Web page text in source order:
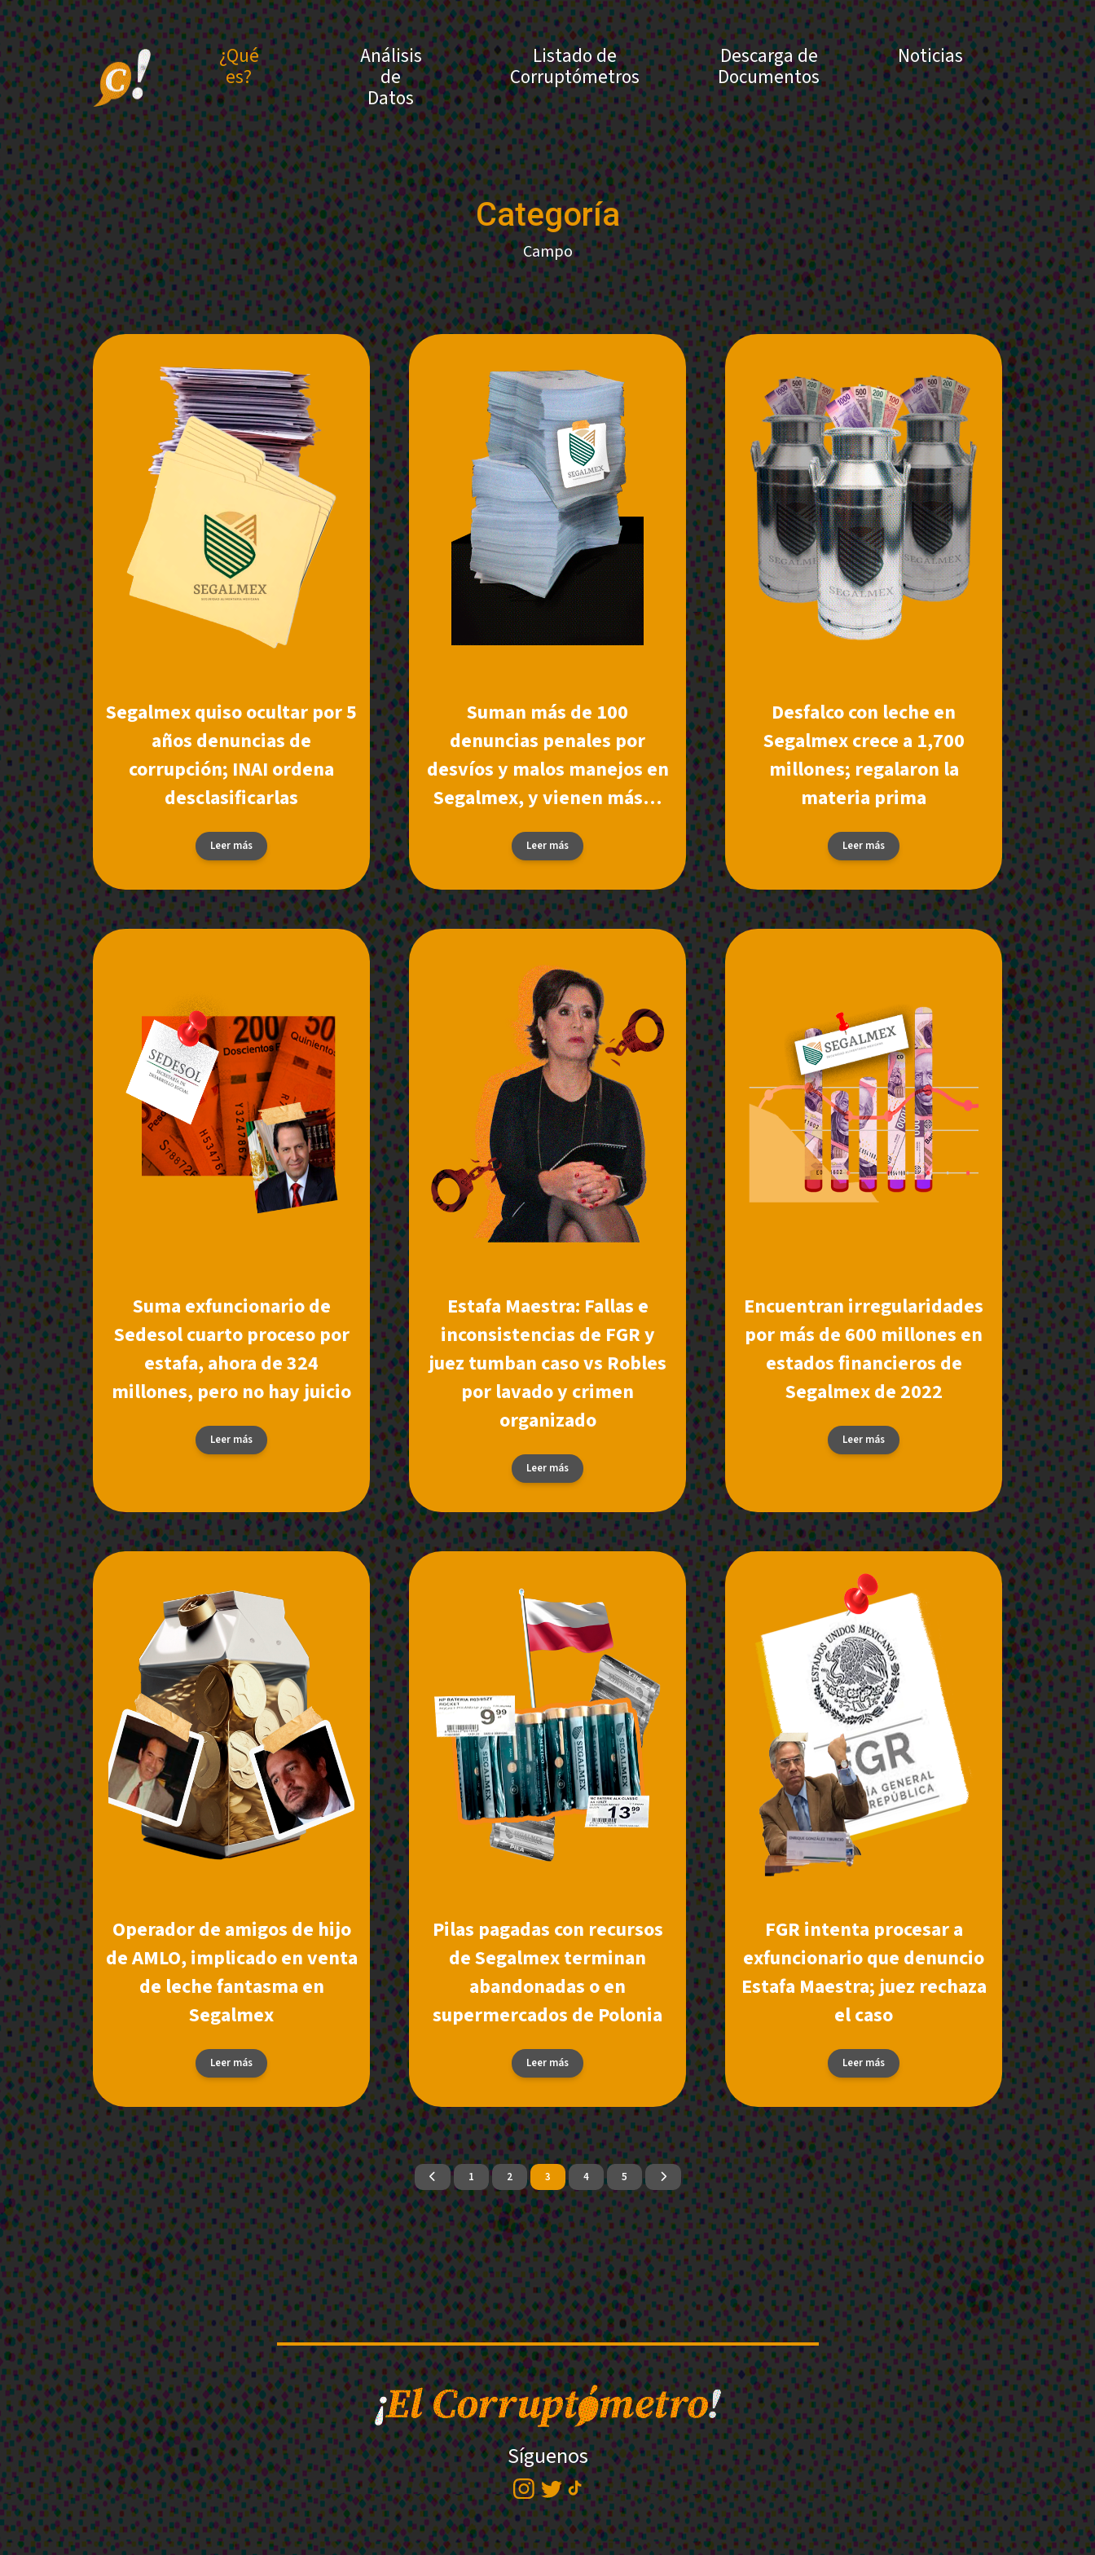
¿Qué
es?
Análisis
de
Datos
Listado de
Corruptómetros
Descarga de
Documentos
Noticias
Categoría
Campo
Segalmex quiso ocultar por 5
años denuncias de
corrupción; INAI ordena
desclasificarlas
Leer más
Suman más de 100
denuncias penales por
desvíos y malos manejos en
Segalmex, y vienen más…
Leer más
Desfalco con leche en
Segalmex crece a 1,700
millones; regalaron la
materia prima
Leer más
Suma exfuncionario de
Sedesol cuarto proceso por
estafa, ahora de 324
millones, pero no hay juicio
Leer más
Estafa Maestra: Fallas e
inconsistencias de FGR y
juez tumban caso vs Robles
por lavado y crimen
organizado
Leer más
Encuentran irregularidades
por más de 600 millones en
estados financieros de
Segalmex de 2022
Leer más
Operador de amigos de hijo
de AMLO, implicado en venta
de leche fantasma en
Segalmex
Leer más
Pilas pagadas con recursos
de Segalmex terminan
abandonadas o en
supermercados de Polonia
Leer más
FGR intenta procesar a
exfuncionario que denuncio
Estafa Maestra; juez rechaza
el caso
Leer más
1 2 3 4 5
Síguenos